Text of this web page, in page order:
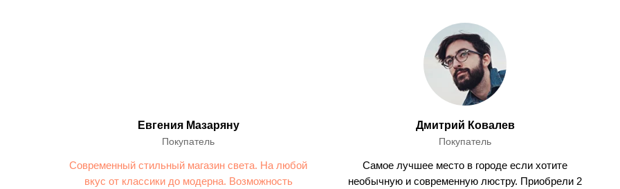
Евгения Мазаряну
Покупатель
Современный стильный магазин света. На любой
вкус от классики до модерна. Возможность
Дмитрий Ковалев
Покупатель
Самое лучшее место в городе если хотите
необычную и современную люстру. Приобрели 2